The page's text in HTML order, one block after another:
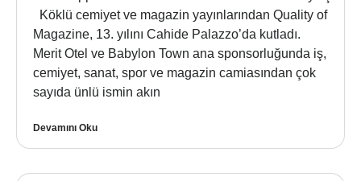
Köklü cemiyet ve magazin yayınlarından Quality of
Magazine, 13. yılını Cahide Palazzo’da kutladı.
Merit Otel ve Babylon Town ana sponsorluğunda iş,
cemiyet, sanat, spor ve magazin camiasından çok
sayıda ünlü ismin akın
Devamını Oku